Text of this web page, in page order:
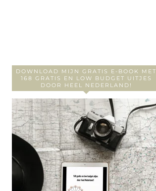
DOWNLOAD MIJN GRATIS E-BOOK MET
168 GRATIS EN LOW BUDGET UITJES
DOOR HEEL NEDERLAND!